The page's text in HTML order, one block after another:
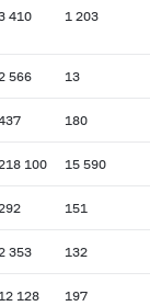
410 1 203
566 13
180
100 15 590
151
353 132
12 128 197